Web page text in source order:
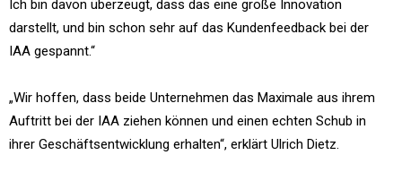
Ich bin davon überzeugt, dass das eine große Innovation
darstellt, und bin schon sehr auf das Kundenfeedback bei der
IAA gespannt.“
„Wir hoffen, dass beide Unternehmen das Maximale aus ihrem
Auftritt bei der IAA ziehen können und einen echten Schub in
ihrer Geschäftsentwicklung erhalten“, erklärt Ulrich Dietz.